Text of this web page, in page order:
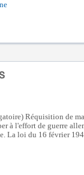
Réquisition de
à l'effort de guerre
La loi du 16 février